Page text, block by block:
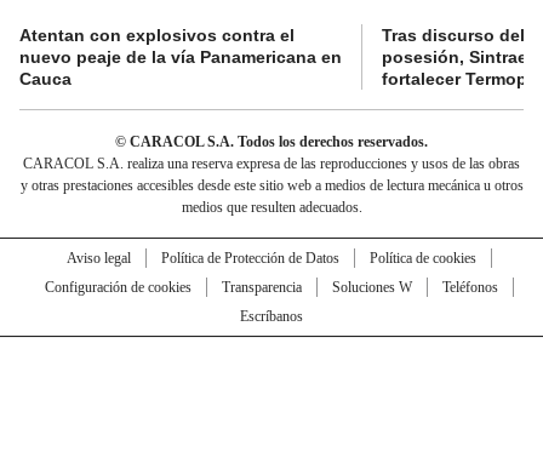
Atentan con explosivos contra el
nuevo peaje de la vía Panamericana en
Cauca
Tras discurso del
posesión,
fortalecer
© CARACOL S.A. Todos los derechos reservados.
CARACOL S.A. realiza una reserva expresa de las reproducciones y usos de las obras
y otras prestaciones accesibles desde este sitio web a medios de lectura mecánica u otros
medios que resulten adecuados.
Aviso legal Política de Protección de Datos
Política de cookies
Configuración de cookies
Transparencia Soluciones W
Teléfonos
Escríbanos